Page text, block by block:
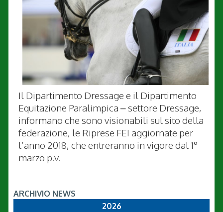
Il Dipartimento Dressage e il Dipartimento
Equitazione Paralimpica – settore Dressage,
informano che sono visionabili sul sito della
federazione, le Riprese FEI aggiornate per
l’anno 2018, che entreranno in vigore dal 1°
marzo p.v.
ARCHIVIO NEWS
2026